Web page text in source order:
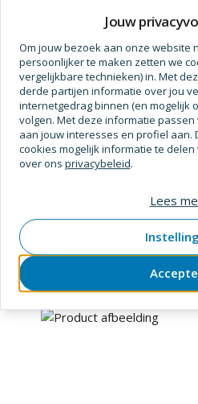
Prijs op aanvraag
Knop cilinder voslux xr
SKU Verpakt perstuk
Prijs op aanvraag
Jouw
Om jouw bezoek aan onze website
persoonlijker te maken zetten we
vergelijkbare technieken) in. Met
derde partijen informatie over jou
internetgedrag binnen (en mogelijk
volgen. Met deze informatie
aan jouw interesses en profiel aan.
cookies mogelijk informatie te delen
over ons privacybeleid.
Lees